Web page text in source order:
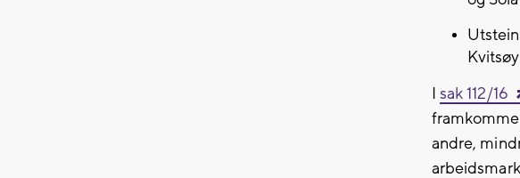
Kvitsøy
sak 112/16
andre,